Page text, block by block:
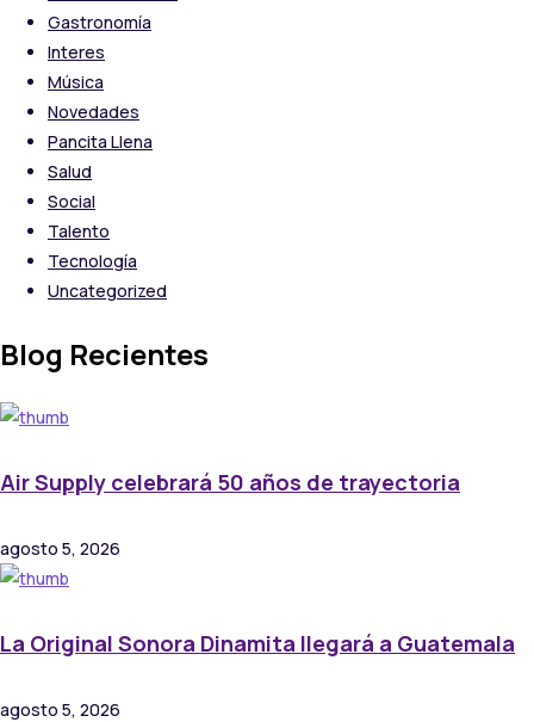
Gastronomía
Interes
Música
Novedades
Pancita Llena
Salud
Social
Talento
Tecnología
Uncategorized
Blog Recientes
Air Supply celebrará 50 años de trayectoria
agosto 5, 2026
La Original Sonora Dinamita llegará a Guatemala
agosto 5, 2026